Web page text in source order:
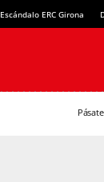
Escándalo ERC Girona